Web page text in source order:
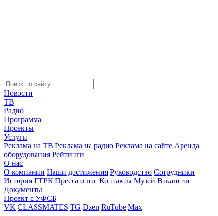
Новости
ТВ
Радио
Программа
Проекты
Услуги
Реклама на ТВ Реклама на радио Реклама на сайте Аренда
оборудования Рейтинги
О нас
О компании Наши достижения Руководство Сотрудники
История ГТРК Пресса о нас Контакты Музей Вакансии
Документы
Проект с УФСБ
VK CLASSMATES TG Dzen RuTube Max